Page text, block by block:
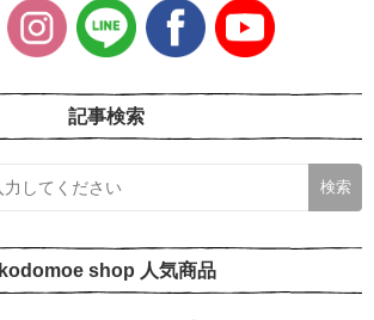
記事検索
kodomoe shop 人気商品